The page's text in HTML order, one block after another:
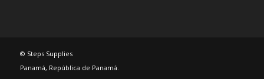
© Steps Supplies
Panamá, República de Panamá.